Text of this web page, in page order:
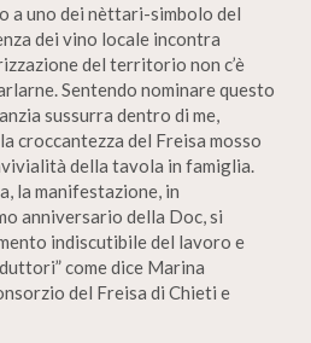
a uno dei nèttari-simbolo del
dei vino locale incontra
del territorio non c’è
Sentendo nominare questo
sussurra dentro di me,
croccantezza del Freisa mosso
della tavola in famiglia.
la manifestazione, in
anniversario della Doc, si
indiscutibile del lavoro e
come dice Marina
del Freisa di Chieti e